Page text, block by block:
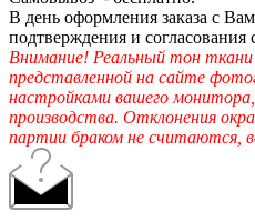
В день оформления заказа с
подтверждения и согласования
Внимание! Реальный тон
представленной на сайте
настройками вашего
производства. Отклонения
партии браком не считаются,